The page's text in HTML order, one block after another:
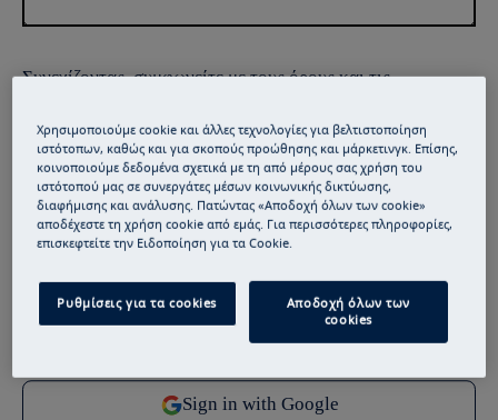
Συνεχίζοντας, συμφωνείτε με τουςόρους και τις
Για πληροφορίες σχετικά με τον τρόπο με τον οποίο
επεξεργαζόμαστε τα προσωπικά σας δεδομένα, ανατρέξτε
στη δήλωσηπροστασίας δεδομένων.
Χρησιμοποιούμε cookie και άλλες τεχνολογίες για βελτιστοποίηση
ιστότοπων, καθώς και για σκοπούς προώθησης και μάρκετινγκ. Επίσης,
κοινοποιούμε δεδομένα σχετικά με τη από μέρους σας χρήση του
ιστότοπού μας σε συνεργάτες μέσων κοινωνικής δικτύωσης,
διαφήμισης και ανάλυσης. Πατώντας «Αποδοχή όλων των cookie»
αποδέχεστε τη χρήση cookie από εμάς. Για περισσότερες πληροφορίες,
επισκεφτείτε την Ειδοποίηση για τα Cookie.
Ρυθμίσεις για τα cookies
Αποδοχή όλων των
cookies